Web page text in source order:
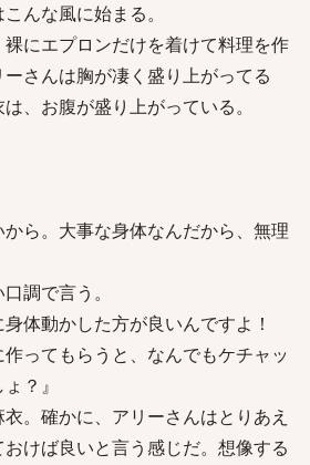
んな風に始まる。
にエプロンだけを着けて料理を作
さんは胸が凄く盛り上がってる
、お腹が盛り上がっている。
から。大事な身体なんだから、無理
調で言う。
身体動かした方が良いんですよ！
ってもらうと、なんでもケチャッ
？』
。確かに、アリーさんはとりあえ
けば良いと言う感じだ。想像する